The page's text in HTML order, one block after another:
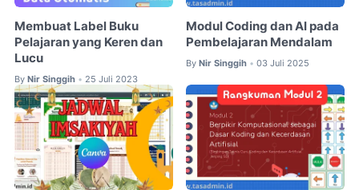
Membuat Label Buku
Pelajaran yang Keren dan
Lucu
By Nir Singgih • 25 Juli 2023
Modul Coding dan AI pada
Pembelajaran Mendalam
By Nir Singgih • 03 Juli 2025